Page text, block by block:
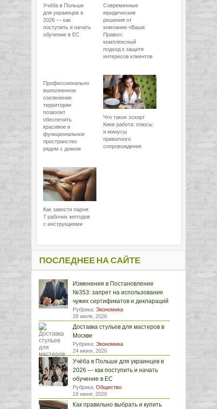
Учёба в Польше
для украинцев в
2026 — как
поступить и начать
обучение в ЕС
Современные
юридические
решения от
компании «Ваше
Право»:
комплексный
подход к защите
интересов клиентов
Профессионально
выполненное
озеленение
территории
позволит
обеспечить
красивое и
функциональное
пространство
рядом с домом
Что такое эскорт
Киев работа: плюсы
и минусы
приватного
сопровождения
Как завести парня:
7 рабочих методов
с инструкциями
ПОСЛЕДНЕЕ НА САЙТЕ
Изменения в Постановление
№353: запрет на использование
чужих сертификатов и деклараций
Рубрика: Экономика
28 июля, 2026
Доставка стульев для мастеров в
Москве
Рубрика: Экономика
24 июня, 2026
Учёба в Польше для украинцев в
2026 — как поступить и начать
обучение в ЕС
Рубрика: Общество
19 июня, 2026
Как правильно выбрать и купить